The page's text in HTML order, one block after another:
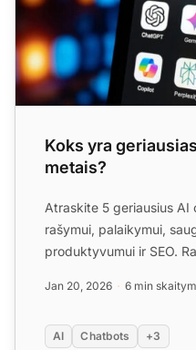
Koks yra
metais?
Atraskite 5 geriausius
rašymui, palaikymui,
produktyvumui ir SEO.
Jan 20, 2026 6 min
AI Chatbots +3